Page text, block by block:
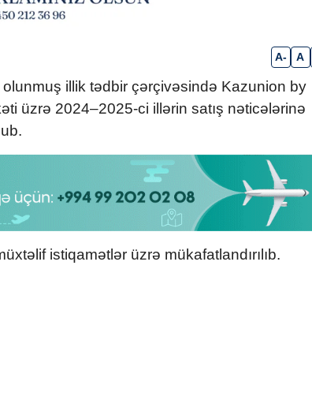
A- A
illik tədbir çərçivəsində Kazunion by
üzrə 2024–2025-ci illərin satış nəticələrinə
istiqamətlər üzrə mükafatlandırılıb.